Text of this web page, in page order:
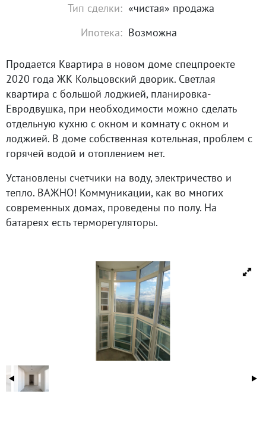
Тип сделки: «чистая» продажа
Ипотека: Возможна
Продается Квартира в новом доме спецпроекте
2020 года ЖК Кольцовский дворик. Светлая
квартира с большой лоджией, планировка-
Евродвушка, при необходимости можно сделать
отдельную кухню с окном и комнату с окном и
лоджией. В доме собственная котельная, проблем с
горячей водой и отоплением нет.
Установлены счетчики на воду, электричество и
тепло. ВАЖНО! Коммуникации, как во многих
современных домах, проведены по полу. На
батареях есть терморегуляторы.
первом этаже находится офис управляющей
компании. Просторная ванная комната.
Территория жилого комплекса огорожена и
оборудована шлагбаумом. Закрытый двор,
надземная парковка, на территории футбольная и
На придомовой территории обустроены
современные детские площадки с безопасным
покрытием, а круглосуточное видеонаблюдение
позволяет чувствовать себя защищено в любое